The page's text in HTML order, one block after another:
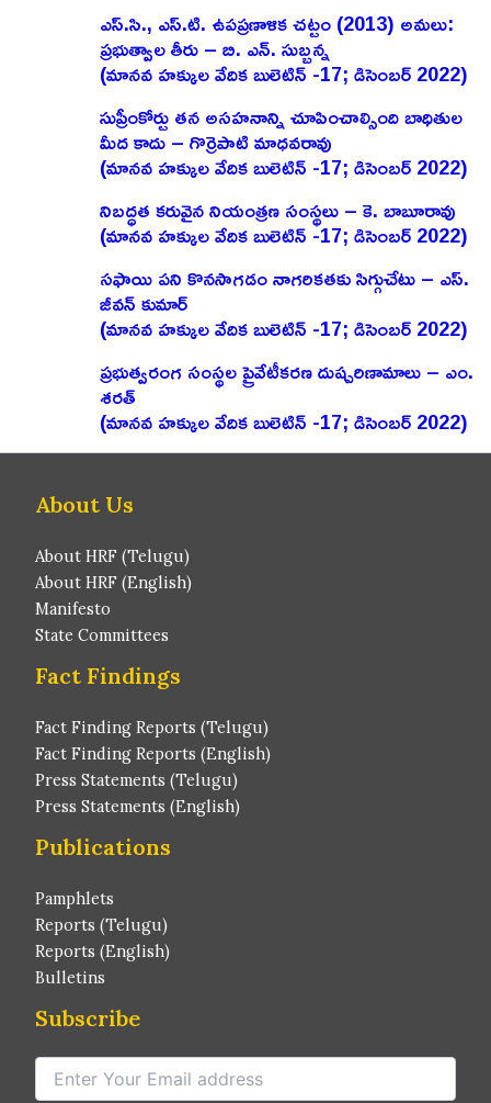
ఎస్‌.సి., ఎస్‌.టి. ఉపప్రణాళిక చట్టం (2013) అమలు:
ప్రభుత్వాల తీరు – బి. ఎన్‌. సుబ్బన్న
(మానవ హక్కుల వేదిక బులెటిన్ -17; డిసెంబర్ 2022)
సుప్రీంకోర్టు తన అసహనాన్ని చూపించాల్సింది బాధితుల
మీద కాదు – గొర్రెపాటి మాధవరావు
(మానవ హక్కుల వేదిక బులెటిన్ -17; డిసెంబర్ 2022)
నిబద్ధత కరువైన నియంత్రణ సంస్థలు – కె. బాబూరావు
(మానవ హక్కుల వేదిక బులెటిన్ -17; డిసెంబర్ 2022)
సఫాయి పని కొనసాగడం నాగరికతకు సిగ్గుచేటు – ఎస్‌.
జీవన్‌ కుమార్‌
(మానవ హక్కుల వేదిక బులెటిన్ -17; డిసెంబర్ 2022)
ప్రభుత్వరంగ సంస్థల ప్రైవేటీకరణ దుష్పరిణామాలు – ఎం.
శరత్‌
(మానవ హక్కుల వేదిక బులెటిన్ -17; డిసెంబర్ 2022)
About Us
About HRF (Telugu)
About HRF (English)
Manifesto
State Committees
Fact Findings
Fact Finding Reports (Telugu)
Fact Finding Reports (English)
Press Statements (Telugu)
Press Statements (English)
Publications
Pamphlets
Reports (Telugu)
Reports (English)
Bulletins
Subscribe